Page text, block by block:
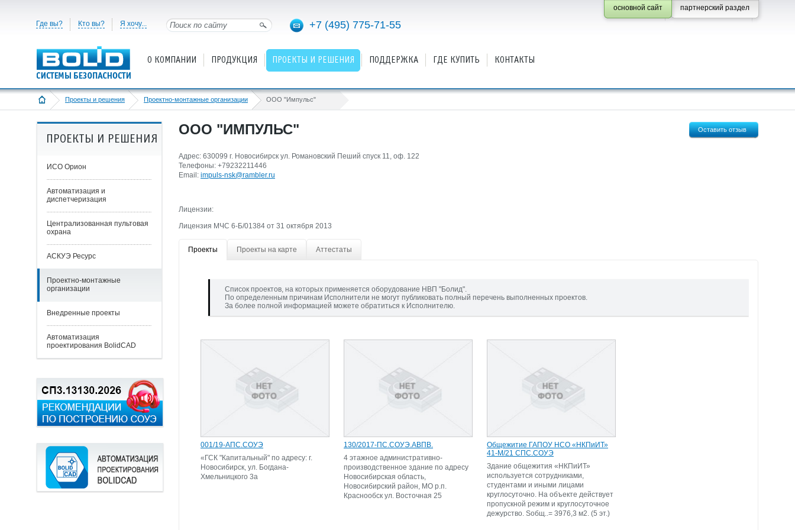
Где вы? Кто вы? Я хочу... +7 (495) 775-71-55
партнерский раздел
основной сайт
О КОМПАНИИ ПРОДУКЦИЯ ПРОЕКТЫ И РЕШЕНИЯ ПОДДЕРЖКА ГДЕ КУПИТЬ КОНТАКТЫ
Проекты и решения Проектно-монтажные организации ООО "Импульс"
ПРОЕКТЫ И РЕШЕНИЯ
ИСО Орион
Автоматизация и
диспетчеризация
Централизованная пультовая
охрана
АСКУЭ Ресурс
Проектно-монтажные
организации
Внедренные проекты
Автоматизация
проектирования BolidCAD
ООО "ИМПУЛЬС" Оставить отзыв
Адрес: 630099 г. Новосибирск ул. Романовский Пеший спуск 11, оф. 122
Телефоны: +79232211446
Email: impuls-nsk@rambler.ru
Лицензии:
Лицензия МЧС 6-Б/01384 от 31 октября 2013
Проекты Проекты на карте Аттестаты
Список проектов, на которых применяется оборудование НВП "Болид".
По определенным причинам Исполнители не могут публиковать полный перечень выполненных проектов.
За более полной информацией можете обратиться к Исполнителю.
001/19-АПС.СОУЭ
«ГСК "Капитальный" по адресу: г.
Новосибирск, ул. Богдана-
Хмельницкого 3а
130/2017-ПС.СОУЭ.АВПВ.
4 этажное административно-
производственное здание по адресу
Новосибирская область,
Новосибирский район, МО р.п.
Краснообск ул. Восточная 25
Общежитие ГАПОУ НСО «НКПиИТ»
41-М/21 СПС.СОУЭ
Здание общежития «НКПиИТ»
используется сотрудниками,
студентами и иными лицами
круглосуточно. На объекте действует
пропускной режим и круглосуточное
дежурство. Sобщ..= 3976,3 м2. (5 эт.)